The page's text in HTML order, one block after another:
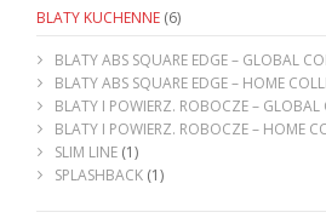
BLATY KUCHENNE (6)
BLATY ABS SQUARE EDGE – GLOBAL
BLATY ABS SQUARE EDGE – HOME
BLATY I POWIERZ. ROBOCZE – GLOBAL
BLATY I POWIERZ. ROBOCZE – HOME
SLIM LINE (1)
SPLASHBACK (1)